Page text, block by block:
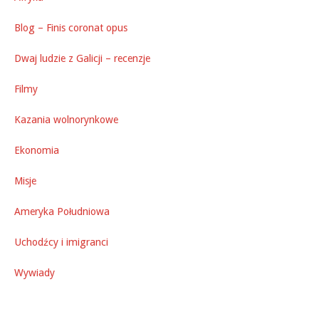
Blog – Finis coronat opus
Dwaj ludzie z Galicji – recenzje
Filmy
Kazania wolnorynkowe
Ekonomia
Misje
Ameryka Południowa
Uchodźcy i imigranci
Wywiady